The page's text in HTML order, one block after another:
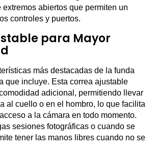
abiertos que permiten un
controles y puertos.
para Mayor
más destacadas de la funda
que incluye. Esta correa ajustable
adicional, permitiendo llevar
al cuello o en el hombro, lo que facilita
a la cámara en todo momento.
sesiones fotográficas o cuando se
tener las manos libres cuando no se